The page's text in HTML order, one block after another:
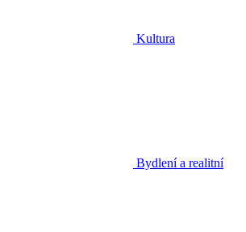
Kultura
Bydlení a realitní